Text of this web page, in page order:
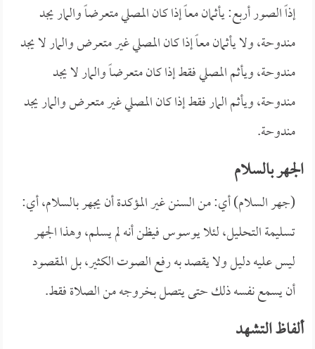
إذاً الصور أربع: يأثمان معاً إذا كان المصلي متعرضاً والمار يجد
مندوحة، ولا يأثمان معاً إذا كان المصلي غير متعرض والمار لا يجد
مندوحة، ويأثم المصلي فقط إذا كان متعرضاً والمار لا يجد
مندوحة، ويأثم المار فقط إذا كان المصلي غير متعرض والمار يجد
مندوحة.
الجهر بالسلام
(جهر السلام) أي: من السنن غير المؤكدة أن يجهر بالسلام، أي:
تسليمة التحليل، لئلا يوسوس فيظن أنه لم يسلم، وهذا الجهر
ليس عليه دليل ولا يقصد به رفع الصوت الكثير، بل المقصود
أن يسمع نفسه ذلك حتى يتصل بخروجه من الصلاة فقط.
ألفاظ التشهد